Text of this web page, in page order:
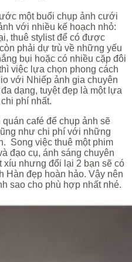
một buổi chụp ảnh cưới
với nhiều kế hoạch nhỏ:
thuê stylist để có được
phải dự trù về những yếu
bụi hoặc có nhiều cặp đôi
việc lựa chọn phong cách
với Nhiếp ảnh gia chuyên
dạng, tuyệt đẹp là một lựa
phí nhất.
café để chụp ảnh sẽ
như chi phí với những
Song việc thuê một phim
đạo cụ, ánh sáng chuyên
xíu nhưng đổi lại 2 bạn sẽ có
Hàn đẹp hoàn hảo. Vậy nên
sao cho phù hợp nhất nhé.